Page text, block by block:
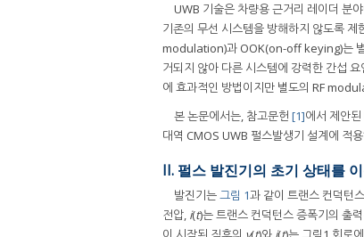
UWB 기술은 차량용 근거리 레이더 분
기존의 무선 시스템을 방해하지 않도록 제
modulation)과 OOK(on-off keying)는 별
거되지 않아 다른 시스템에 강력한 간섭
에 효과적인 방법이지만 별도의 RF
본 논문에서는, 참고문헌 [1]에서 제안
대역 CMOS UWB 펄스발생기 설계에 적
II. 펄스 발진기의 초기 상태를
발진기는그림 1과 같이 트랜스 컨덕턴
전압, i(t)는 트랜스 컨덕턴스 증폭기의 출